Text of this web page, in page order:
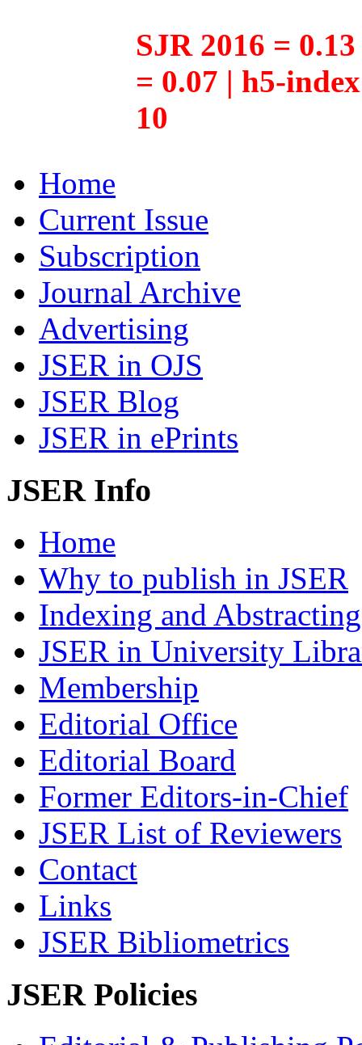
SJR 2016 =
= 0.07 | h5-
10
Home
Current Issue
Subscription
Journal Archive
Advertising
JSER in OJS
JSER Blog
JSER in ePrints
JSER Info
Home
Why to publish in JSER
Indexing and Abstracting
JSER in University
Membership
Editorial Office
Editorial Board
Former Editors-in-Chief
JSER List of Reviewers
Contact
Links
JSER Bibliometrics
JSER Policies